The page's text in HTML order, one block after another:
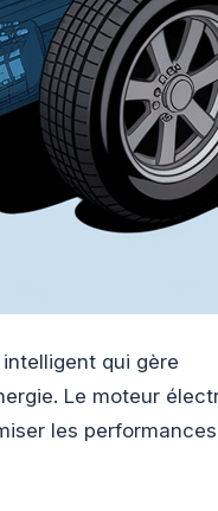
qui gère
Le moteur
les performances